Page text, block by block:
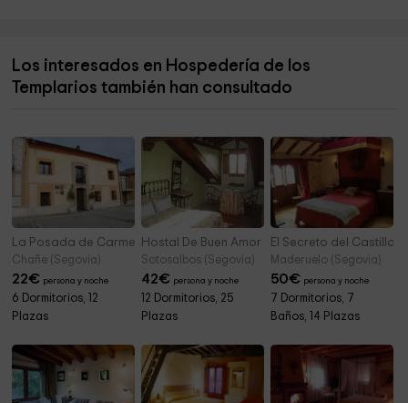
parque virgen de la peña
Los interesados en Hospedería de los
Templarios también han consultado
La Posada de Carmen
Chañe (Segovia)
22€ persona y noche
6 Dormitorios, 12
Plazas
Hostal De Buen Amor
Sotosalbos (Segovia)
42€ persona y noche
12 Dormitorios, 25
Plazas
El Secreto del Castillo
Maderuelo (Segovia)
50€ persona y noche
7 Dormitorios, 7
Baños, 14 Plazas